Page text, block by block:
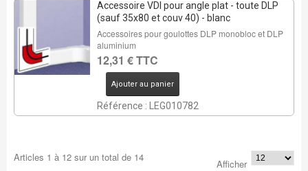
Accessoire VDI pour angle plat - toute DLP
(sauf 35x80 et couv 40) - blanc
Accessoires pour goulottes DLP monobloc et DLP
aluminium
12,31 € TTC
Ajouter au panier
Référence : LEG010782
Articles 1 à 12sur un total de 14
Afficher